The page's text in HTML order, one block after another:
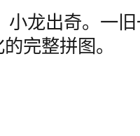
小龙出奇。一
完整拼图。